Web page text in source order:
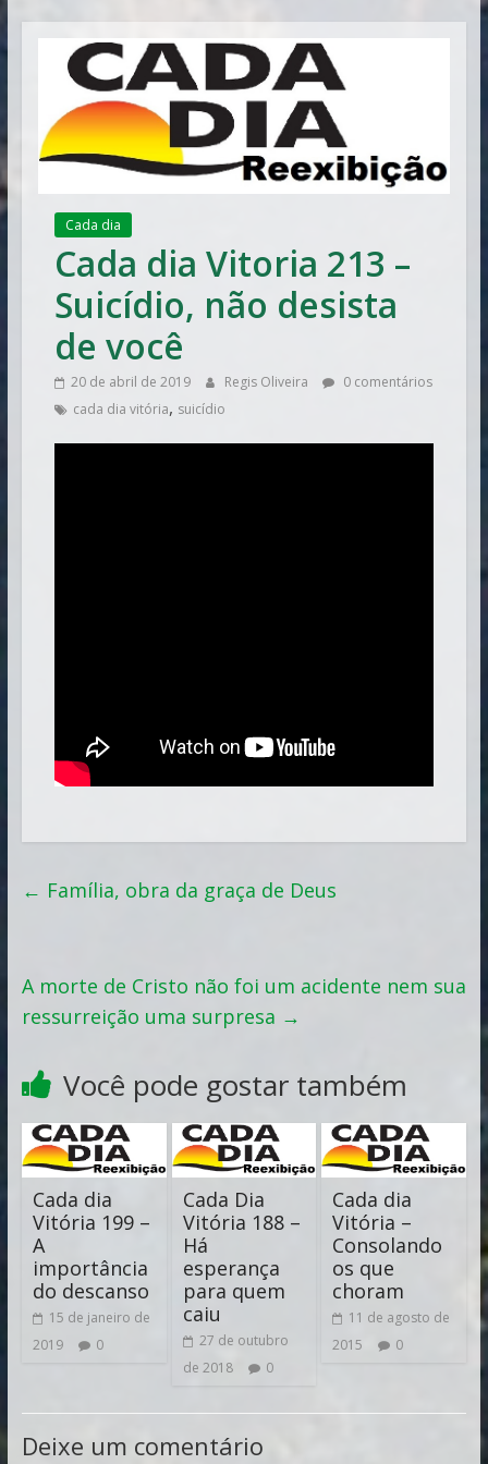
Cada dia
Cada dia Vitoria 213 –
Suicídio, não desista
de você
20 de abril de 2019 Regis Oliveira
0 comentários
cada dia vitória, suicídio
← Família, obra da graça de Deus
A morte de Cristo não foi um acidente nem sua
ressurreição uma surpresa →
Você pode gostar também
Cada dia
Vitória 199 –
A
importância
do descanso
15 de janeiro de
2019
0
Cada Dia
Vitória 188 –
Há
esperança
para quem
caiu
27 de outubro
de 2018
0
Cada dia
Vitória –
Consolando
os que
choram
11 de agosto de
2015
0
Deixe um comentário